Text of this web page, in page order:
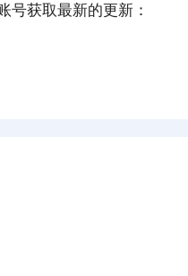
号获取最新的更新：